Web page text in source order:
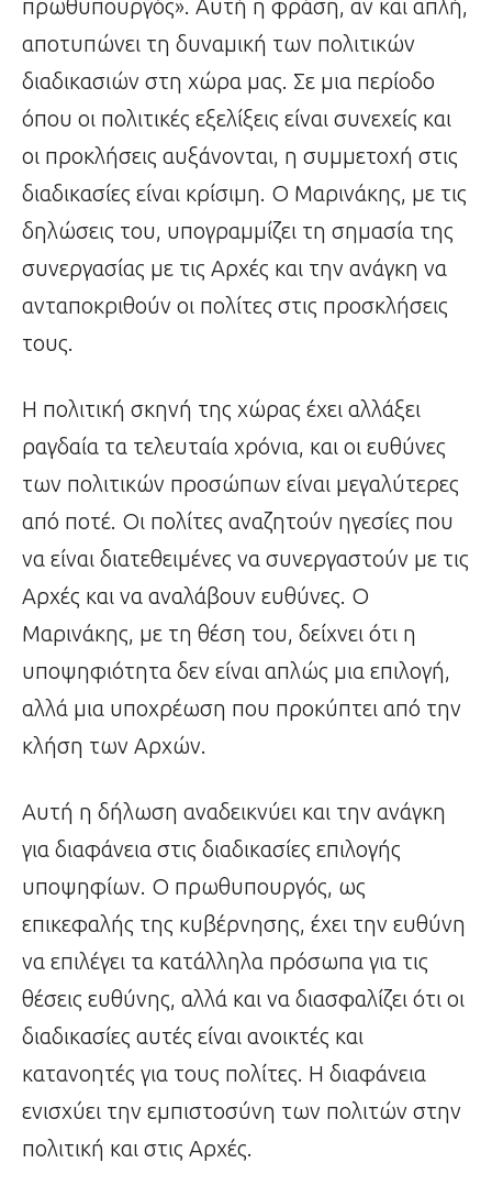
πρωθυπουργός». Αυτή η φράση, αν και απλή,
αποτυπώνει τη δυναμική των πολιτικών
διαδικασιών στη χώρα μας. Σε μια περίοδο
όπου οι πολιτικές εξελίξεις είναι συνεχείς και
οι προκλήσεις αυξάνονται, η συμμετοχή στις
διαδικασίες είναι κρίσιμη. Ο Μαρινάκης, με τις
δηλώσεις του, υπογραμμίζει τη σημασία της
συνεργασίας με τις Αρχές και την ανάγκη να
ανταποκριθούν οι πολίτες στις προσκλήσεις
τους.
Η πολιτική σκηνή της χώρας έχει αλλάξει
ραγδαία τα τελευταία χρόνια, και οι ευθύνες
των πολιτικών προσώπων είναι μεγαλύτερες
από ποτέ. Οι πολίτες αναζητούν ηγεσίες που
να είναι διατεθειμένες να συνεργαστούν με τις
Αρχές και να αναλάβουν ευθύνες. Ο
Μαρινάκης, με τη θέση του, δείχνει ότι η
υποψηφιότητα δεν είναι απλώς μια επιλογή,
αλλά μια υποχρέωση που προκύπτει από την
κλήση των Αρχών.
Αυτή η δήλωση αναδεικνύει και την ανάγκη
για διαφάνεια στις διαδικασίες επιλογής
υποψηφίων. Ο πρωθυπουργός, ως
επικεφαλής της κυβέρνησης, έχει την ευθύνη
να επιλέγει τα κατάλληλα πρόσωπα για τις
θέσεις ευθύνης, αλλά και να διασφαλίζει ότι οι
διαδικασίες αυτές είναι ανοικτές και
κατανοητές για τους πολίτες. Η διαφάνεια
ενισχύει την εμπιστοσύνη των πολιτών στην
πολιτική και στις Αρχές.